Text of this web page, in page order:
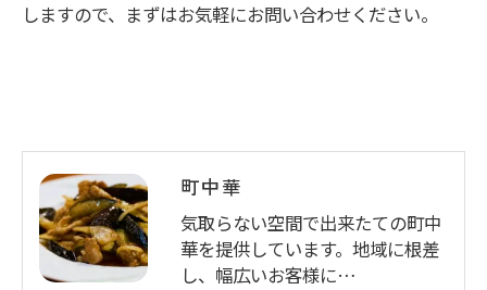
しますので、まずはお気軽にお問い合わせください。
町中華
気取らない空間で出来たての町中
華を提供しています。地域に根差
し、幅広いお客様に…